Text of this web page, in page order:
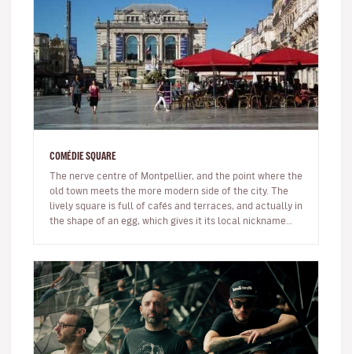
COMÉDIE SQUARE
The nerve centre of Montpellier, and the point where the
old town meets the more modern side of the city. The
lively square is full of cafés and terraces, and actually in
the shape of an egg, which gives it its local nickname